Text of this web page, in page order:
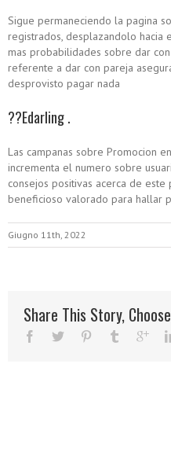
Sigue permaneciendo la pagina
registrados, desplazandolo hacia
mas probabilidades sobre dar
referente a dar con pareja
desprovisto pagar nada
??Edarling .
Las campanas sobre Promocion
incrementa el numero sobre
consejos positivas acerca de
beneficioso valorado para hallar
Giugno 11th, 2022
Share This Story,